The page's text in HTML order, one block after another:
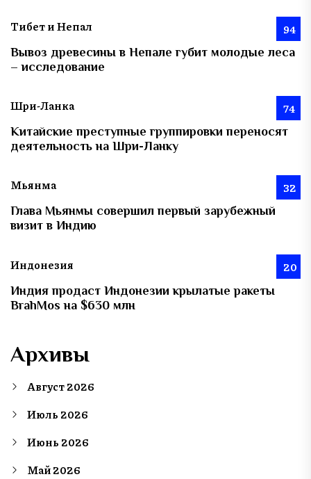
Тибет и Непал 94
Вывоз древесины в Непале губит молодые леса
– исследование
Шри-Ланка 74
Китайские преступные группировки переносят
деятельность на Шри-Ланку
Мьянма 32
Глава Мьянмы совершил первый зарубежный
визит в Индию
Индонезия 20
Индия продаст Индонезии крылатые ракеты
BrahMos на $630 млн
Архивы
Август 2026
Июль 2026
Июнь 2026
Май 2026